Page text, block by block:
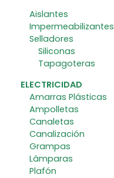
Aislantes
Impermeabilizantes
Selladores
Siliconas
Tapagoteras
ELECTRICIDAD
Amarras Plásticas
Ampolletas
Canaletas
Canalización
Grampas
Lámparas
Plafón